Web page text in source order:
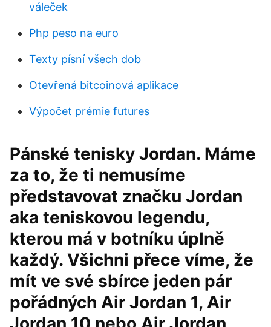
váleček
Php peso na euro
Texty písní všech dob
Otevřená bitcoinová aplikace
Výpočet prémie futures
Pánské tenisky Jordan. Máme
za to, že ti nemusíme
představovat značku Jordan
aka teniskovou legendu,
kterou má v botníku úplně
každý. Všichni přece víme, že
mít ve své sbírce jeden pár
pořádných Air Jordan 1, Air